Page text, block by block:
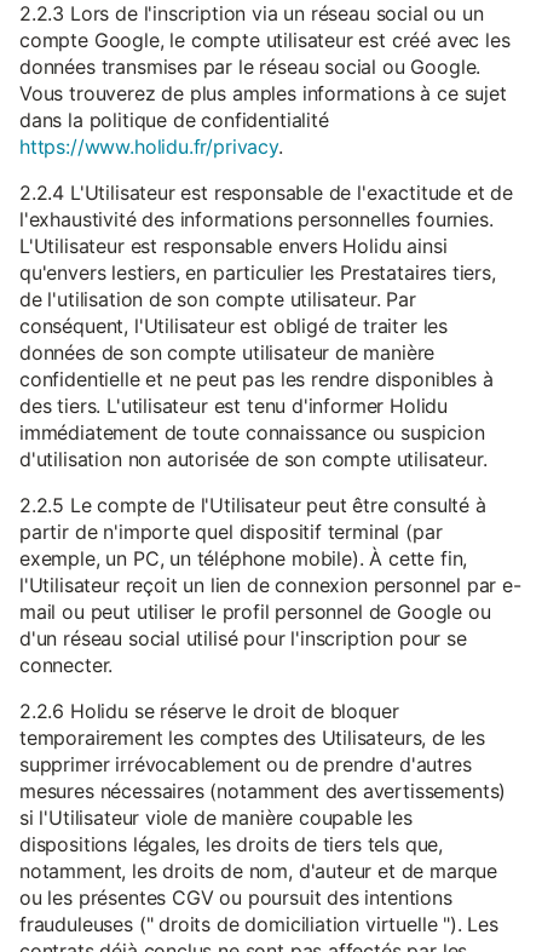
2.2.3 Lors de l'inscription via un réseau social ou un
compte Google, le compte utilisateur est créé avec les
données transmises par le réseau social ou Google.
Vous trouverez de plus amples informations à ce sujet
dans la politique de confidentialité
https://www.holidu.fr/privacy.
2.2.4 L'Utilisateur est responsable de l'exactitude et de
l'exhaustivité des informations personnelles fournies.
L'Utilisateur est responsable envers Holidu ainsi
qu'envers lestiers, en particulier les Prestataires tiers,
de l'utilisation de son compte utilisateur. Par
conséquent, l'Utilisateur est obligé de traiter les
données de son compte utilisateur de manière
confidentielle et ne peut pas les rendre disponibles à
des tiers. L'utilisateur est tenu d'informer Holidu
immédiatement de toute connaissance ou suspicion
d'utilisation non autorisée de son compte utilisateur.
2.2.5 Le compte de l'Utilisateur peut être consulté à
partir de n'importe quel dispositif terminal (par
exemple, un PC, un téléphone mobile). À cette fin,
l'Utilisateur reçoit un lien de connexion personnel par e-
mail ou peut utiliser le profil personnel de Google ou
d'un réseau social utilisé pour l'inscription pour se
connecter.
2.2.6 Holidu se réserve le droit de bloquer
temporairement les comptes des Utilisateurs, de les
supprimer irrévocablement ou de prendre d'autres
mesures nécessaires (notamment des avertissements)
si l'Utilisateur viole de manière coupable les
dispositions légales, les droits de tiers tels que,
notamment, les droits de nom, d'auteur et de marque
ou les présentes CGV ou poursuit des intentions
frauduleuses (" droits de domiciliation virtuelle "). Les